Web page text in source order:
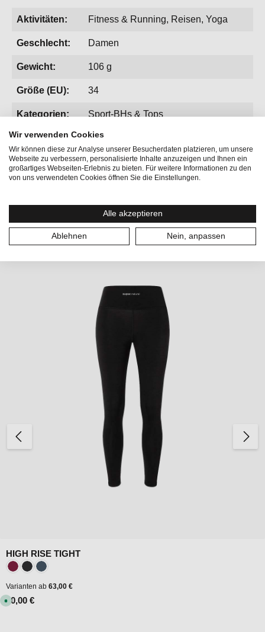
Aktivitäten: Fitness & Running, Reisen, Yoga
Geschlecht: Damen
Gewicht: 106 g
Größe (EU): 34
Kategorien: Sport-BHs & Tops
Größe: XS
Produktgalerie überspringen
Vervollständige deinen Look
HIGH RISE TIGHT
Farbe:
Beet Red
Jet BlackBlueberry
Varianten ab 63,00 €
Regulärer Preis:
S
o
90,00 €
Wir verwenden Cookies
Wir können diese zur Analyse unserer Besucherdaten platzieren, um unsere
Webseite zu verbessern, personalisierte Inhalte anzuzeigen und Ihnen ein
großartiges Webseiten-Erlebnis zu bieten. Für weitere Informationen zu den
von uns verwendeten Cookies öffnen Sie die Einstellungen.
Alle akzeptieren
Ablehnen Nein, anpassen